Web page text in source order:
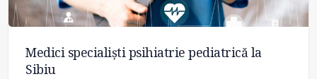
Medici specialiști psihiatrie pediatrică la
Sibiu